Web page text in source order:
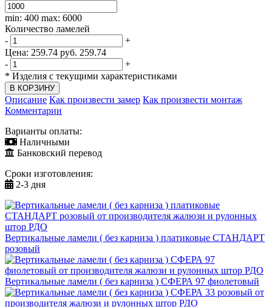
min: 400 max: 6000
Количество ламелей
-
+
Цена: 259.74 руб. 259.74
-
+
* Изделия с текущими характеристиками
Описание Как произвести замер Как произвести монтаж
Комментарии
Варианты оплаты:
Наличными
Банковский перевод
Сроки изготовления:
2-3 дня
Вертикальные ламели ( без карниза ) платиковые СТАНДАРТ
розовый
Вертикальные ламели ( без карниза ) СФЕРА 97 фиолетовый